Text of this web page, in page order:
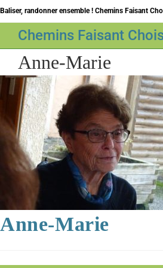
Skip
to
content
Baliser, randonner ensemble ! Chemins Faisant
Chemins Faisant
Anne-Marie
Anne-Marie